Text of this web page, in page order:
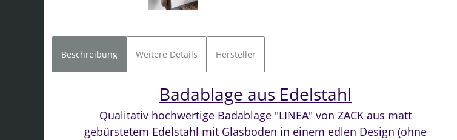
Beschreibung Weitere Details Hersteller
Badablage aus Edelstahl
Qualitativ hochwertige Badablage "LINEA" von ZACK aus matt
gebürstetem Edelstahl mit Glasboden in einem edlen Design (ohne